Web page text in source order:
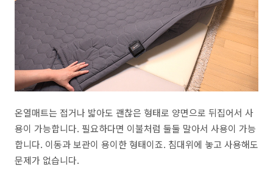
온열매트는 접거나 밟아도 괜찮은 형태로 양면으로 뒤집어서 사
용이 가능합니다. 필요하다면 이불처럼 둘둘 말아서 사용이 가능
합니다. 이동과 보관이 용이한 형태이죠. 침대위에 놓고 사용해도
문제가 없습니다.